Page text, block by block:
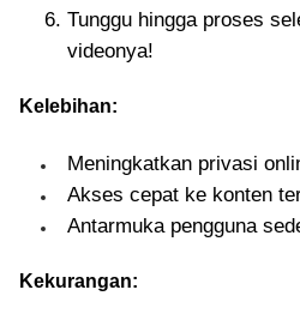
Tunggu hingga proses
videonya!
Kelebihan:
Meningkatkan privasi
Akses cepat ke konten
Antarmuka pengguna
Kekurangan: